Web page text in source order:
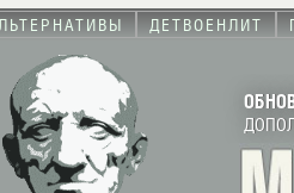
ДЕТВОЕНЛИТ